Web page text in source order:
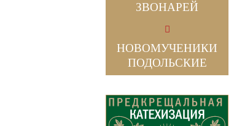
ЗВОНАРЕЙ
НОВОМУЧЕНИКИ
ПОДОЛЬСКИЕ